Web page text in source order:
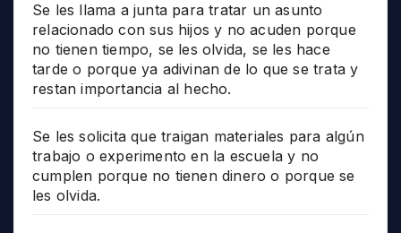
Se les llama a junta para tratar un asunto
relacionado con sus hijos y no acuden porque
no tienen tiempo, se les olvida, se les hace
tarde o porque ya adivinan de lo que se trata y
restan importancia al hecho.
Se les solicita que traigan materiales para algún
trabajo o experimento en la escuela y no
cumplen porque no tienen dinero o porque se
les olvida.